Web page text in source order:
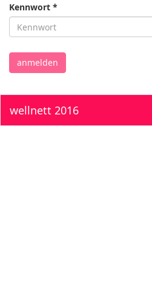
Kennwort *
anmelden
wellnett 2016